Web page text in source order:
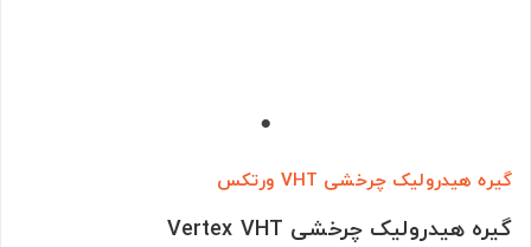
گیره هیدرولیک چرخشی VHT ورتکس
گیره هیدرولیک چرخشی Vertex VHT